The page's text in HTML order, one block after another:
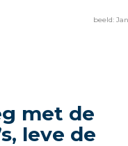
beeld:
met de
leve de